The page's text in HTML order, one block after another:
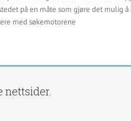
på en måte som gjøre det mulig å
med søkemotorene
nettsider.